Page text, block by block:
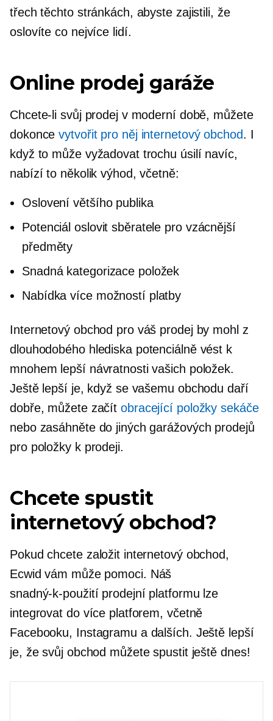
třech těchto stránkách, abyste zajistili, že
oslovíte co nejvíce lidí.
Online prodej garáže
Chcete-li svůj prodej v moderní době, můžete
dokoncevytvořit pro něj internetový obchod. I
když to může vyžadovat trochu úsilí navíc,
nabízí to několik výhod, včetně:
Oslovení většího publika
Potenciál oslovit sběratele pro vzácnější
předměty
Snadná kategorizace položek
Nabídka více možností platby
Internetový obchod pro váš prodej by mohl z
dlouhodobého hlediska potenciálně vést k
mnohem lepší návratnosti vašich položek.
Ještě lepší je, když se vašemu obchodu daří
dobře, můžete začít obracející položky sekáče
nebo zasáhněte do jiných garážových prodejů
pro položky k prodeji.
Chcete spustit
internetový obchod?
Pokud chcete založit internetový obchod,
Ecwid vám může pomoci. Náš
snadný-k-použitíprodejní platformu lze
integrovat do více platforem, včetně
Facebooku, Instagramu a dalších. Ještě lepší
je, že svůj obchod můžete spustit ještě dnes!